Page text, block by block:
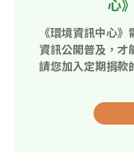
心
《環境資訊中心
資訊公開普及，才
請您加入定期捐款